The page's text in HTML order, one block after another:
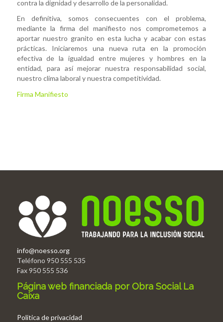
contra la dignidad y desarrollo de la personalidad.
En definitiva, somos consecuentes con el problema,
mediante la firma del manifiesto nos comprometemos a
aportar nuestro granito en esta lucha y acabar con estas
prácticas. Iniciaremos una nueva ruta en la promoción
efectiva de la igualdad entre mujeres y hombres en la
entidad, para así mejorar nuestra responsabilidad social,
nuestro clima laboral y nuestra competitividad.
Firma Manifiesto
info@noesso.org
Teléfono 950 555 535
Fax 950 555 536
Página web financiada por Obra Social La
Caixa
Politica de privacidad